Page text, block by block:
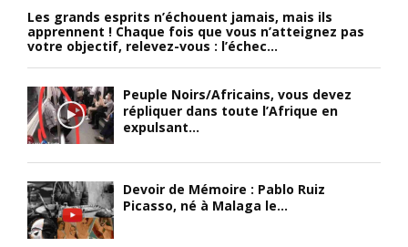
Les grands esprits n’échouent jamais, mais ils
apprennent ! Chaque fois que vous n’atteignez pas
votre objectif, relevez-vous : l’échec...
Peuple Noirs/Africains, vous devez
répliquer dans toute l’Afrique en
expulsant...
Devoir de Mémoire : Pablo Ruiz
Picasso, né à Malaga le...